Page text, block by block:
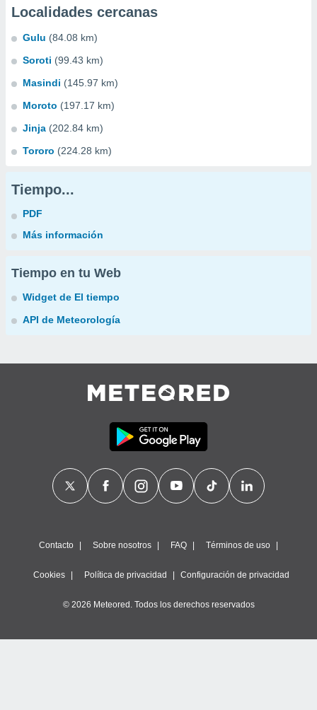
Localidades cercanas
Gulu (84.08 km)
Soroti (99.43 km)
Masindi (145.97 km)
Moroto (197.17 km)
Jinja (202.84 km)
Tororo (224.28 km)
Tiempo...
PDF
Más información
Tiempo en tu Web
Widget de El tiempo
API de Meteorología
Contacto Sobre nosotros FAQ Términos de uso
Cookies Política de privacidad Configuración de privacidad
© 2026 Meteored. Todos los derechos reservados